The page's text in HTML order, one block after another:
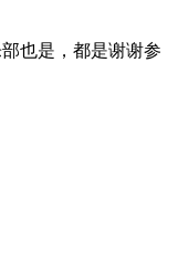
也是，都是谢谢参